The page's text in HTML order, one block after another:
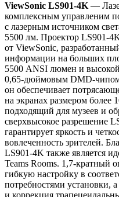
ViewSonic LS901-4K —
комплексным управленим
с лазерным источником
5500 лм. Проектор LS901-
от ViewSonic,
информации на больших
5500 ANSI люмен и
0,65-дюймовым DMD-
он обеспечивает
на экранах размером
подходящий для музеев и
сверхвысокое разрешение
гарантирует яркость и
вовлеченность зрителей.
LS901-4K также является
Teams Rooms. 1,7-кратный
гибкую настройку в
потребностями установки,
и коррекция